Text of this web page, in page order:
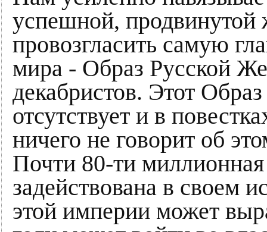
успешной,
провозгласить самую
мира - Образ Русской
декабристов. Этот
отсутствует и в
ничего не говорит об
Почти 80-ти
задействована в своем
этой империи может